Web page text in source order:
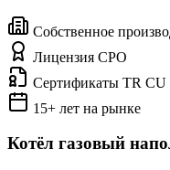
Собственное
Лицензия СРО
Сертификаты TR CU
15+ лет на рынке
Котёл газовый